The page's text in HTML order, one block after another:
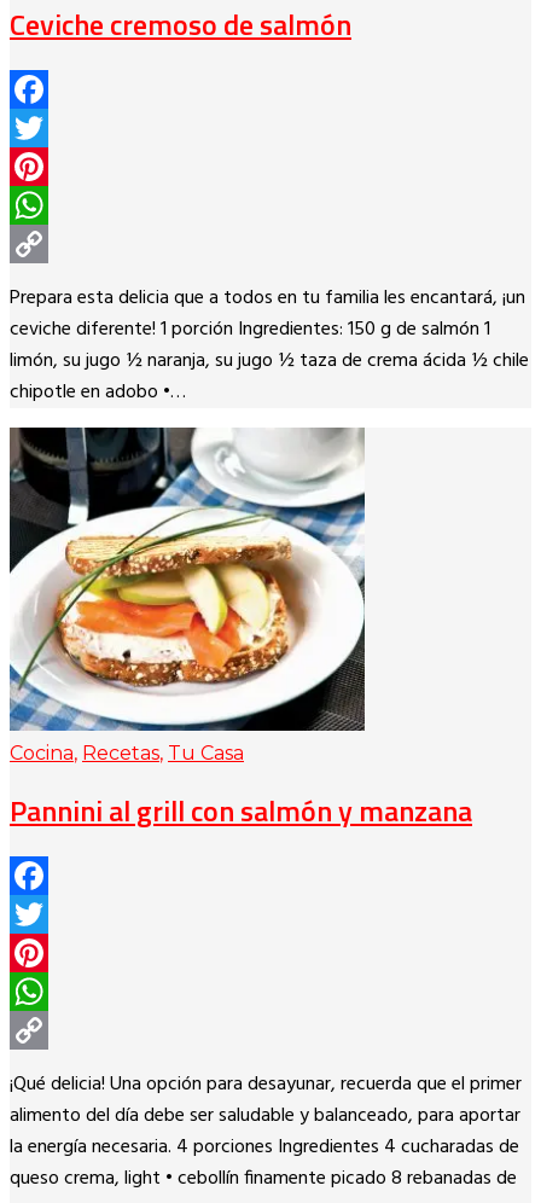
Ceviche cremoso de salmón
Facebook
Twitter
Pinterest
WhatsApp
Copy
Link
Prepara esta delicia que a todos en tu familia les encantará, ¡un
ceviche diferente! 1 porción Ingredientes: 150 g de salmón 1
limón, su jugo ½ naranja, su jugo ½ taza de crema ácida ½ chile
chipotle en adobo •…
Cocina, Recetas, Tu Casa
Pannini al grill con salmón y manzana
Facebook
Twitter
Pinterest
WhatsApp
Copy
Link
¡Qué delicia! Una opción para desayunar, recuerda que el primer
alimento del día debe ser saludable y balanceado, para aportar
la energía necesaria. 4 porciones Ingredientes 4 cucharadas de
queso crema, light • cebollín finamente picado 8 rebanadas de